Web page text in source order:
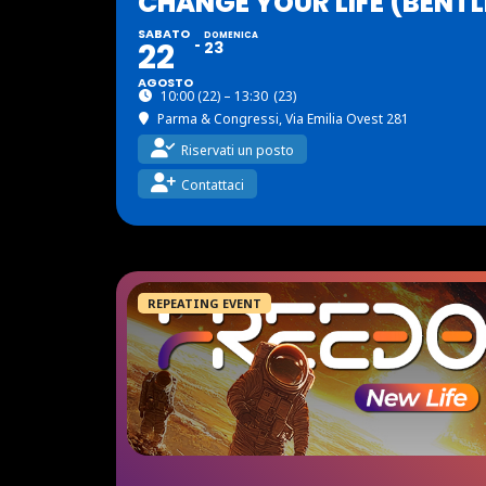
SABATO
22
AGOSTO
DOMENICA
23
10:00 (22) – 13:30 (23)
Parma & Congressi, Via Emilia Ovest 281
Riservati un posto
Contattaci
REPEATING EVENT